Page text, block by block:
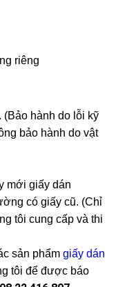
riêng
hành do lỗi kỹ
bảo hành do vật
mới giấy dán
có giấy cũ. (Chỉ
tôi cung cấp và thi
sản phẩmgiấy dán
tôi để được báo